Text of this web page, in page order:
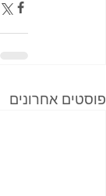
פוסטים אחרונים